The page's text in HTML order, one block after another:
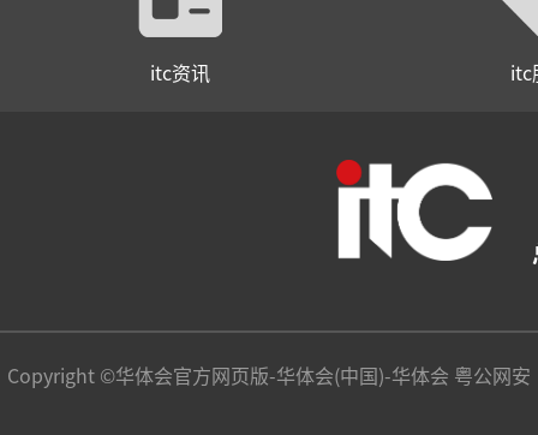
itc资讯 itc
Copyright ©华体会官方网页版-华体会(中国)-华体会 粤公网安